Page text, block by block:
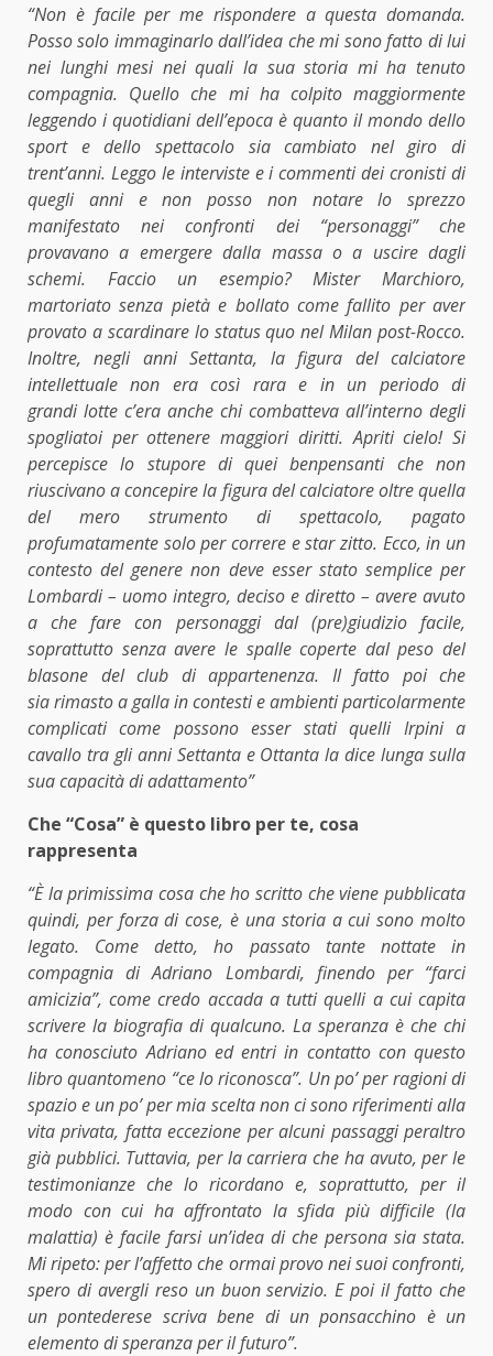
“Non è facile per me rispondere a questa domanda.
Posso solo immaginarlo dall’idea che mi sono fatto di lui
nei lunghi mesi nei quali la sua storia mi ha tenuto
compagnia. Quello che mi ha colpito maggiormente
leggendo i quotidiani dell’epoca è quanto il mondo dello
sport e dello spettacolo sia cambiato nel giro di
trent’anni. Leggo le interviste e i commenti dei cronisti di
quegli anni e non posso non notare lo sprezzo
manifestato nei confronti dei “personaggi” che
provavano a emergere dalla massa o a uscire dagli
schemi. Faccio un esempio? Mister Marchioro,
martoriato senza pietà e bollato come fallito per aver
provato a scardinare lo status quo nel Milan post-Rocco.
Inoltre, negli anni Settanta, la figura del calciatore
intellettuale non era così rara e in un periodo di
grandi lotte c’era anche chi combatteva all’interno degli
spogliatoi per ottenere maggiori diritti. Apriti cielo! Si
percepisce lo stupore di quei benpensanti che non
riuscivano a concepire la figura del calciatore oltre quella
del mero strumento di spettacolo, pagato
profumatamente solo per correre e star zitto. Ecco, in un
contesto del genere non deve esser stato semplice per
Lombardi – uomo integro, deciso e diretto – avere avuto
a che fare con personaggi dal (pre)giudizio facile,
soprattutto senza avere le spalle coperte dal peso del
blasone del club di appartenenza. Il fatto poi che
sia rimasto a galla in contesti e ambienti particolarmente
complicati come possono esser stati quelli Irpini a
cavallo tra gli anni Settanta e Ottanta la dice lunga sulla
sua capacità di adattamento”
Che “Cosa” è questo libro per te, cosa
rappresenta
“È la primissima cosa che ho scritto che viene pubblicata
quindi, per forza di cose, è una storia a cui sono molto
legato. Come detto, ho passato tante nottate in
compagnia di Adriano Lombardi, finendo per “farci
amicizia”, come credo accada a tutti quelli a cui capita
scrivere la biografia di qualcuno. La speranza è che chi
ha conosciuto Adriano ed entri in contatto con questo
libro quantomeno “ce lo riconosca”. Un po’ per ragioni di
spazio e un po’ per mia scelta non ci sono riferimenti alla
vita privata, fatta eccezione per alcuni passaggi peraltro
già pubblici. Tuttavia, per la carriera che ha avuto, per le
testimonianze che lo ricordano e, soprattutto, per il
modo con cui ha affrontato la sfida più difficile (la
malattia) è facile farsi un’idea di che persona sia stata.
Mi ripeto: per l’affetto che ormai provo nei suoi confronti,
spero di avergli reso un buon servizio. E poi il fatto che
un pontederese scriva bene di un ponsacchino è un
elemento di speranza per il futuro”.